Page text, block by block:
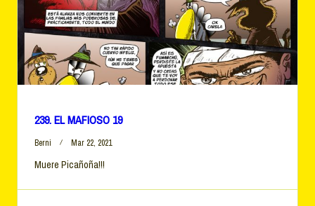
239. EL MAFIOSO 19
Berni Mar 22, 2021
Muere Picañoña!!!